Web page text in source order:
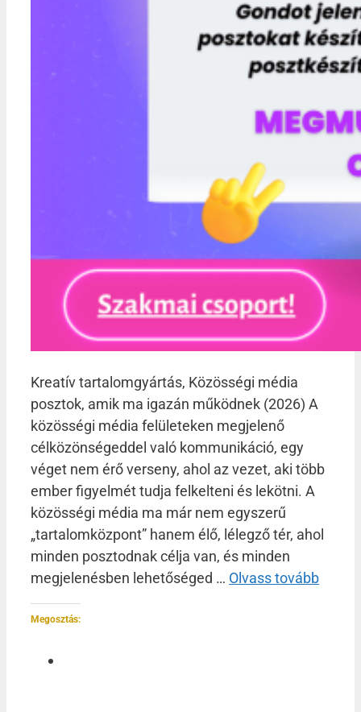
Kreatív tartalomgyártás, Közösségi média
posztok, amik ma igazán működnek (2026) A
közösségi média felületeken megjelenő
célközönségeddel való kommunikáció, egy
véget nem érő verseny, ahol az vezet, aki több
ember figyelmét tudja felkelteni és lekötni. A
közösségi média ma már nem egyszerű
„tartalomközpont” hanem élő, lélegző tér, ahol
minden posztodnak célja van, és minden
megjelenésben lehetőséged … Olvass tovább
Megosztás: